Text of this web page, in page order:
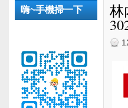
嗨~手機掃一下 林